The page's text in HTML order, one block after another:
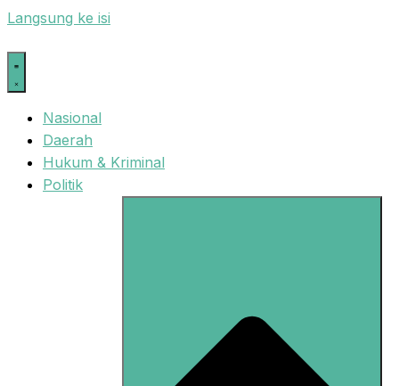
Langsung ke isi
Nasional
Daerah
Hukum & Kriminal
Politik